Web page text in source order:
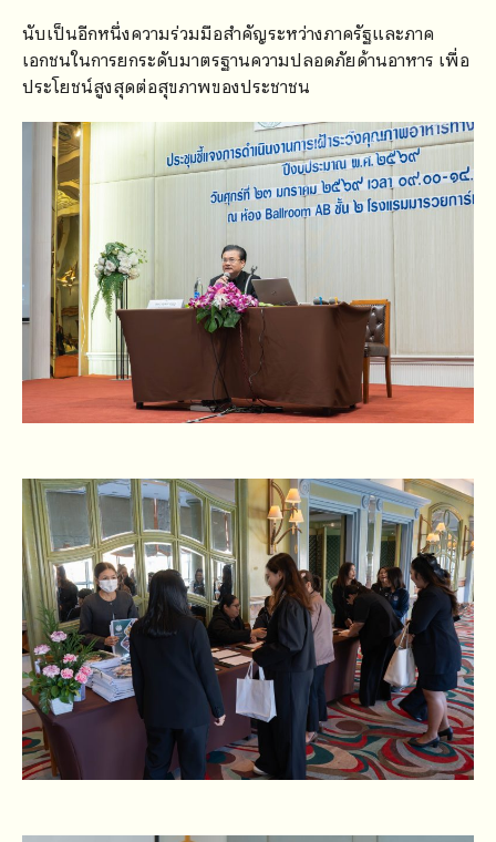
นับเป็นอีกหนึ่งความร่วมมือสำคัญระหว่างภาครัฐและภาค
เอกชนในการยกระดับมาตรฐานความปลอดภัยด้านอาหาร เพื่อ
ประโยชน์สูงสุดต่อสุขภาพของประชาชน